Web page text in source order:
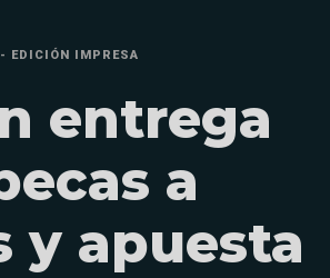
EDICIÓN IMPRESA
entrega
a
y apuesta